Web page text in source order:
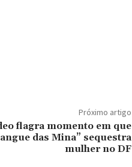
Próximo artigo
flagra momento em que
das Mina” sequestra
mulher no DF